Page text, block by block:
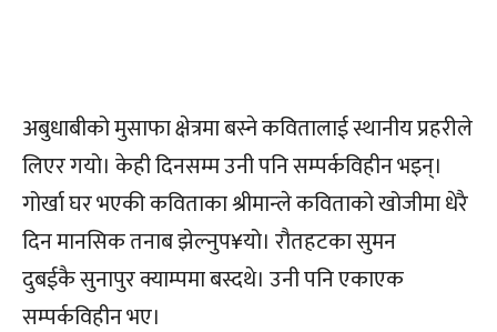
अबुधाबीको मुसाफा क्षेत्रमा बस्ने कवितालाई स्थानीय प्रहरीले
लिएर गयो। केही दिनसम्म उनी पनि सम्पर्कविहीन भइन्।
गोर्खा घर भएकी कविताका श्रीमान्ले कविताको खोजीमा धेरै
दिन मानसिक तनाब झेल्नुप¥यो। रौतहटका सुमन
दुबईकै सुनापुर क्याम्पमा बस्दथे। उनी पनि एकाएक
सम्पर्कविहीन भए।